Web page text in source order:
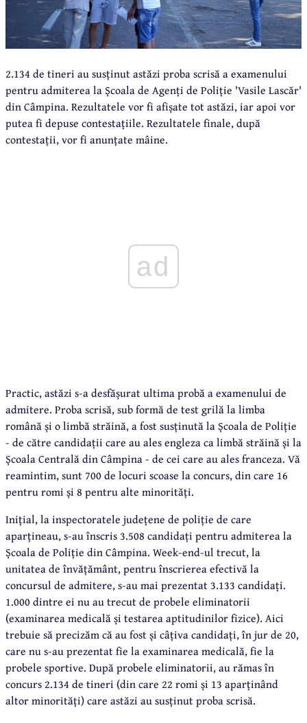
2.134 de tineri au susținut astăzi proba scrisă a examenului
pentru admiterea la Școala de Agenți de Poliție 'Vasile Lascăr'
din Câmpina. Rezultatele vor fi afișate tot astăzi, iar apoi vor
putea fi depuse contestațiile. Rezultatele finale, după
contestații, vor fi anunțate mâine.
ad
Practic, astăzi s-a desfășurat ultima probă a examenului de
admitere. Proba scrisă, sub formă de test grilă la limba
română și o limbă străină, a fost susținută la Școala de Poliție
- de către candidații care au ales engleza ca limbă străină și la
Școala Centrală din Câmpina - de cei care au ales franceza. Vă
reamintim, sunt 700 de locuri scoase la concurs, din care 16
pentru romi și 8 pentru alte minorități.
Inițial, la inspectoratele județene de poliție de care
aparțineau, s-au înscris 3.508 candidați pentru admiterea la
Școala de Poliție din Câmpina. Week-end-ul trecut, la
unitatea de învățământ, pentru înscrierea efectivă la
concursul de admitere, s-au mai prezentat 3.133 candidați.
1.000 dintre ei nu au trecut de probele eliminatorii
(examinarea medicală și testarea aptitudinilor fizice). Aici
trebuie să precizăm că au fost și câțiva candidați, în jur de 20,
care nu s-au prezentat fie la examinarea medicală, fie la
probele sportive. După probele eliminatorii, au rămas în
concurs 2.134 de tineri (din care 22 romi și 13 aparținând
altor minorități) care astăzi au susținut proba scrisă.